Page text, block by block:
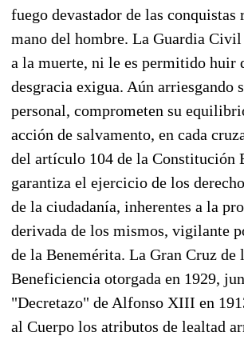
fuego devastador de las conquistas
mano del hombre. La Guardia
a la muerte, ni le es permitido huir
desgracia exigua. Aún arriesgando
personal, comprometen su
acción de salvamento, en cada
del artículo 104 de la Constitución
garantiza el ejercicio de los
de la ciudadanía, inherentes a la
derivada de los mismos, vigilante
de la Benemérita. La Gran Cruz de
Beneficiencia otorgada en 1929,
"Decretazo" de Alfonso XIII en
al Cuerpo los atributos de lealtad